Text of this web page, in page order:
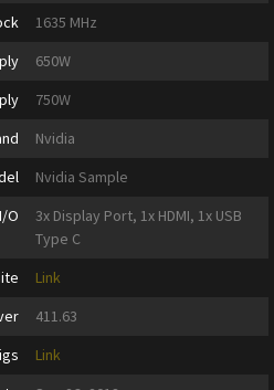
1635 MHz
650W
750W
Nvidia
Nvidia Sample
I/O
3x Display Port, 1x HDMI, 1x USB
Type C
Link
411.63
Link